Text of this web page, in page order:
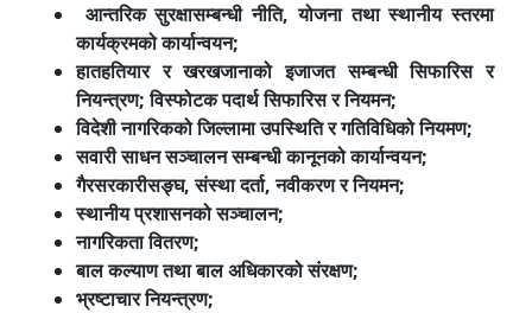
आन्तरिक सुरक्षासम्बन्धी नीति, योजना तथा स्थानीय स्तरमा
कार्यक्रमको कार्यान्वयन;
हातहतियार र खरखजानाको इजाजत सम्बन्धी सिफारिस र
नियन्त्रण; विस्फोटक पदार्थ सिफारिस र नियमन;
विदेशी नागरिकको जिल्लामा उपस्थिति र गतिविधिको नियमण;
सवारी साधन सञ्चालन सम्बन्धी कानूनको कार्यान्वयन;
गैरसरकारीसङ्घ, संस्था दर्ता, नवीकरण र नियमन;
स्थानीय प्रशासनको सञ्चालन;
नागरिकता वितरण;
बाल कल्याण तथा बाल अधिकारको संरक्षण;
भ्रष्टाचार नियन्त्रण;